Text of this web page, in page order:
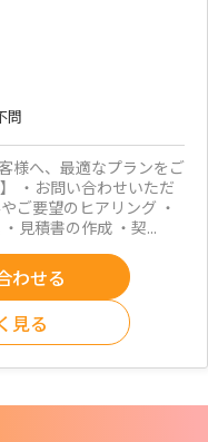
問
様へ、最適なプランをご
・お問い合わせいただ
ご要望のヒアリング ・
見積書の作成 ・契...
わせる
見る